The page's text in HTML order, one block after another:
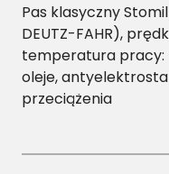
-
1
8
1
0
Pas klasyczny
DEUTZ-FAHR),
temperatura pracy:
oleje,
przeciążenia